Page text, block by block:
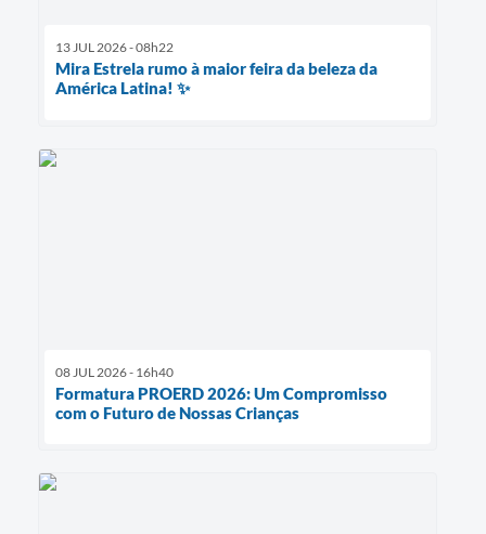
13 JUL 2026 - 08h22
Mira Estrela rumo à maior feira da beleza da
América Latina! ✨
08 JUL 2026 - 16h40
Formatura PROERD 2026: Um Compromisso
com o Futuro de Nossas Crianças